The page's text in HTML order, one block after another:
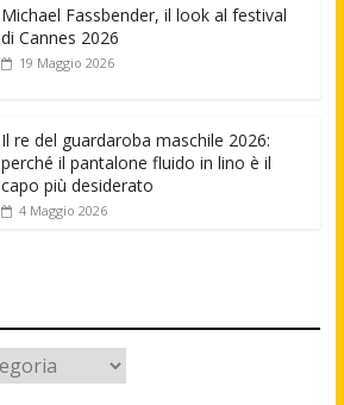
Michael Fassbender, il look al festival
di Cannes 2026
19 Maggio 2026
Il re del guardaroba maschile 2026:
perché il pantalone fluido in lino è il
capo più desiderato
4 Maggio 2026